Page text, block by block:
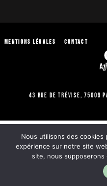
Mentions légales Contact
43 Rue de Trévise,
Nous utilisons des cookies
expérience sur notre site
site, nous